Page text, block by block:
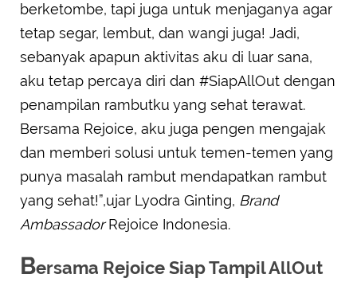
berketombe, tapi juga untuk menjaganya agar
tetap segar, lembut, dan wangi juga! Jadi,
sebanyak apapun aktivitas aku di luar sana,
aku tetap percaya diri dan #SiapAllOut dengan
penampilan rambutku yang sehat terawat.
Bersama Rejoice, aku juga pengen mengajak
dan memberi solusi untuk temen-temen yang
punya masalah rambut mendapatkan rambut
yang sehat!”,ujar Lyodra Ginting, Brand
AmbassadorRejoice Indonesia.
Bersama Rejoice Siap Tampil AllOut